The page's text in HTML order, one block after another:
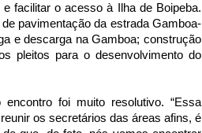
facilitar o acesso à Ilha de Boipeba.
pavimentação da estrada Gamboa-
e descarga na Gamboa; construção
pleitos para o desenvolvimento do
foi muito resolutivo. “Essa
os secretários das áreas afins, é